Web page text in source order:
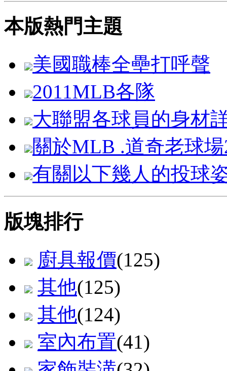
本版熱門主題
美國職棒全壘打呼聲
2011MLB各隊
大聯盟各球員的身材
關於MLB .道奇老球
有關以下幾人的投球
版塊排行
廚具報價(125)
其他(125)
其他(124)
室內布置(41)